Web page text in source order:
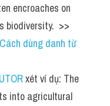
encroaches on
>>
Cách dùng danh từ
xét ví dụ: The
into agricultural